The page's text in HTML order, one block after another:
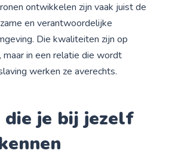
ontwikkelen zijn vaak juist de
en verantwoordelijke
Die kwaliteiten zijn op
maar in een relatie die wordt
werken ze averechts.
die je bij jezelf